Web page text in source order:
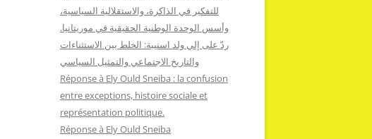
للتفكير في الذاكرة، والاستقلالية السياسية،
وأسس الوحدة الوطنية الحقيقية في موريتانيا.
ردّ على إلي ولد اسنيبة: الخلط بين الاستثناءات
والتاريخ الاجتماعي والتمثيل السياسي
Réponse à Ely Ould Sneiba : la confusion
entre exceptions, histoire sociale et
représentation politique.
Réponse à Ely Ould Sneiba